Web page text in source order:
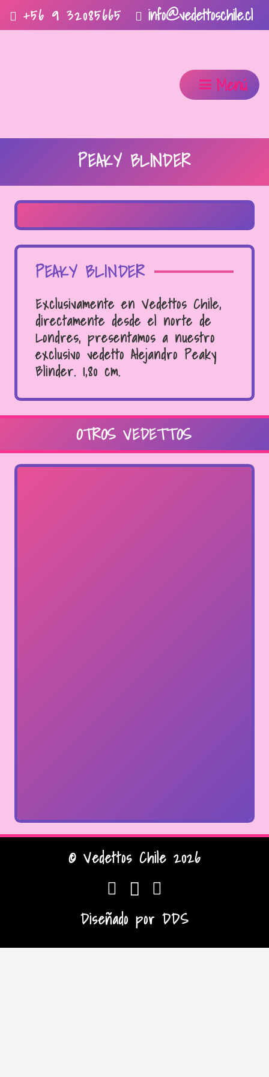
+56 9 32085665 info@vedettoschile.cl
Menú
PEAKY BLINDER
PEAKY BLINDER
Exclusivamente en Vedettos Chile,
directamente desde el norte de
Londres, presentamos a nuestro
exclusivo vedetto Alejandro Peaky
Blinder. 1,80 cm.
OTROS VEDETTOS
© Vedettos Chile 2026
Diseñado por DDS